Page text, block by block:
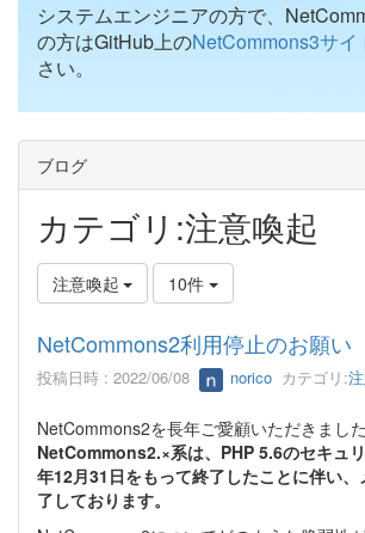
システムエンジニアの方で、
の方はGitHub上のNetCommons3サイ
さい。
ブログ
カテゴリ:注意喚起
注意喚起 10件
NetCommons2利用停止のお願い
投稿日時 : 2022/06/08 norico カテゴリ:
NetCommons2を長年ご愛顧いただきました
NetCommons2.×系は、PHP 5.6のセキュ
年12月31日をもって終了したことに伴い
了しております。